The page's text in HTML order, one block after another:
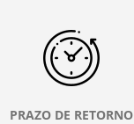
PRAZO DE RETORNO